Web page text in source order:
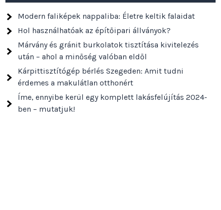
Modern faliképek nappaliba: Életre keltik falaidat
Hol használhatóak az építőipari állványok?
Márvány és gránit burkolatok tisztítása kivitelezés
után – ahol a minőség valóban eldől
Kárpittisztítógép bérlés Szegeden: Amit tudni
érdemes a makulátlan otthonért
Íme, ennyibe kerül egy komplett lakásfelújítás 2024-
ben – mutatjuk!